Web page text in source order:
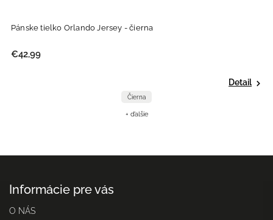
Pánske tielko Orlando Jersey - čierna
€42,99
Detail
Čierna
+ ďalšie
Informácie pre vás
O NÁS